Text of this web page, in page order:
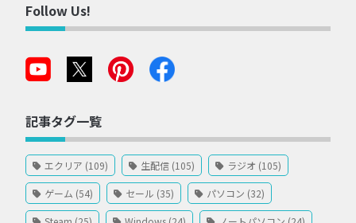
Follow Us!
記事タグ一覧
エクリア (109) 生配信 (105) ラジオ (105)
ゲーム (54) セール (35) パソコン (32)